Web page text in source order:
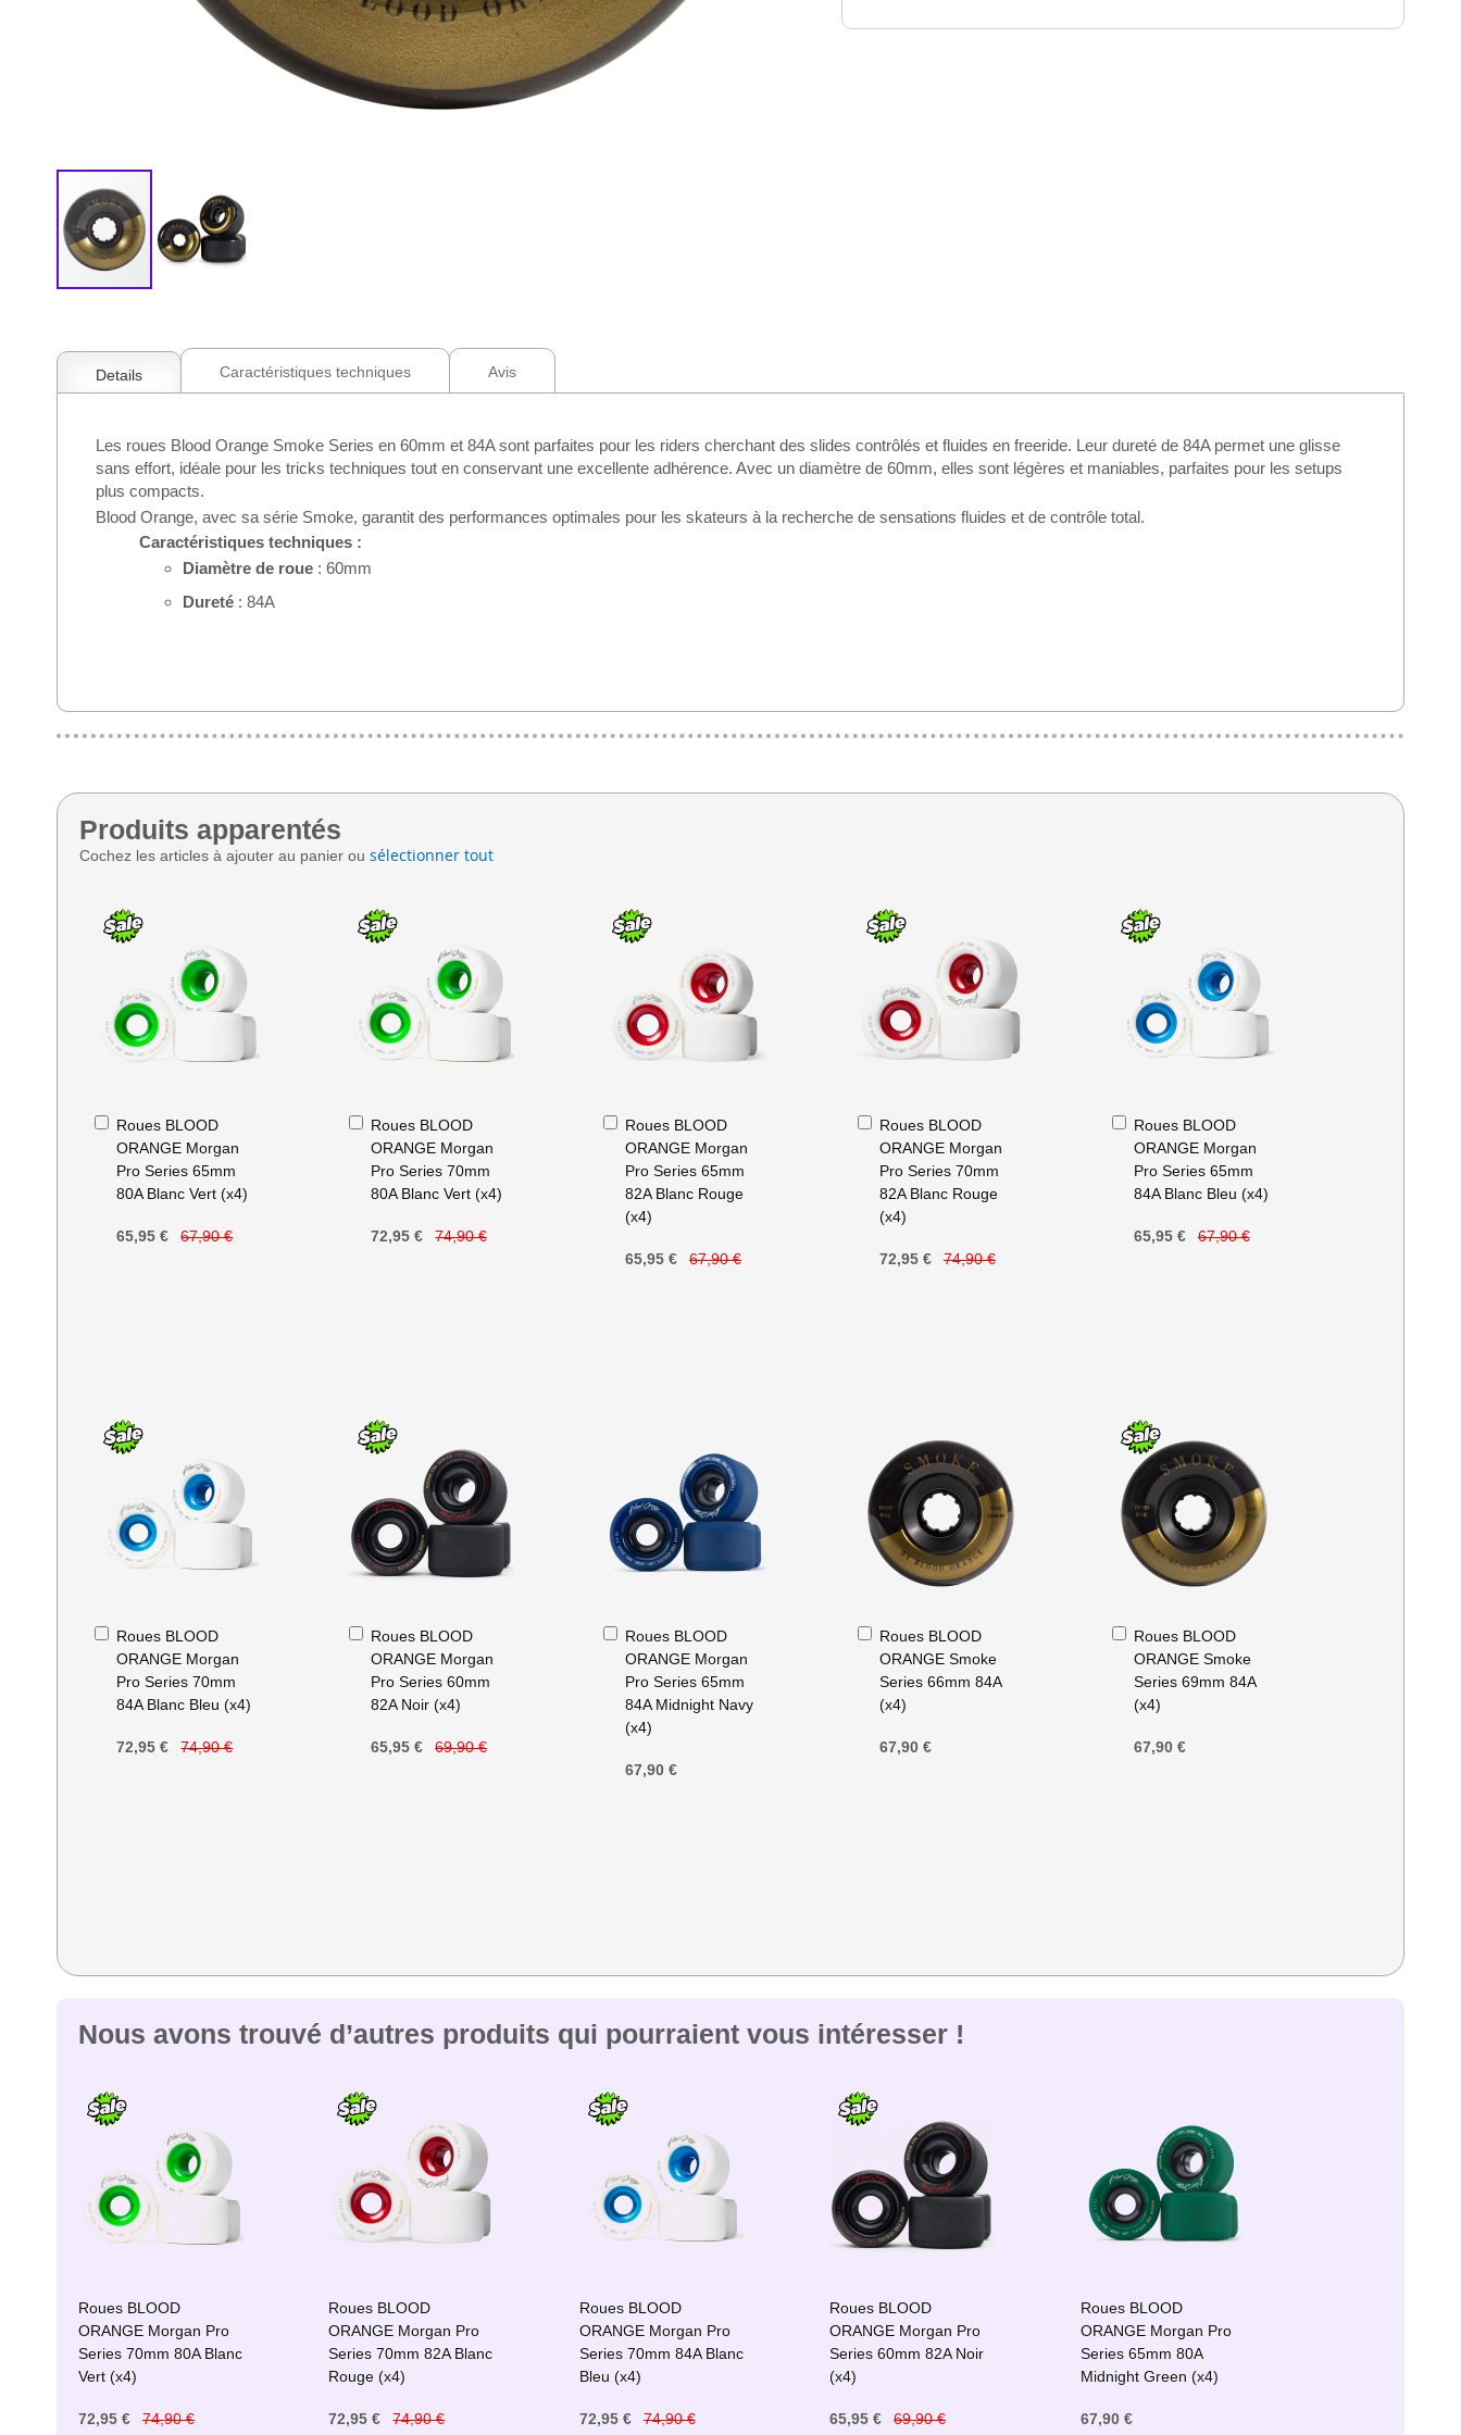
beginning
gallery
Details
Les roues Blood Orange Smoke Series en 60mm et 84A sont parfaites pour les riders cherchant des slides contrôlés et fluides en freeride. Leur dureté de 84A permet une glisse
sans effort, idéale pour les tricks techniques tout en conservant une excellente adhérence. Avec un diamètre de 60mm, elles sont légères et maniables, parfaites pour les setups
plus compacts.
Blood Orange, avec sa série Smoke, garantit des performances optimales pour les skateurs à la recherche de sensations fluides et de contrôle total.
Caractéristiques techniques :
Diamètre de roue : 60mm
Dureté : 84A
Caractéristiques techniques Avis
Produits apparentés
Cochez les articles à ajouter au panier ou sélectionner tout
Roues BLOOD
ORANGE Morgan
Pro Series 65mm
80A Blanc Vert (x4)
65,95 € 67,90 €
Ajouter
au
panier
Roues BLOOD
ORANGE Morgan
Pro Series 70mm
80A Blanc Vert (x4)
72,95 € 74,90 €
Ajouter
au
panier
Roues BLOOD
ORANGE Morgan
Pro Series 65mm
82A Blanc Rouge
(x4)
65,95 € 67,90 €
Ajouter
au
panier
Roues BLOOD
ORANGE Morgan
Pro Series 70mm
82A Blanc Rouge
(x4)
72,95 € 74,90 €
Ajouter
au
panier
Roues BLOOD
ORANGE Morgan
Pro Series 65mm
84A Blanc Bleu (x4)
65,95 € 67,90 €
Ajouter
au
panier
Roues BLOOD
ORANGE Morgan
Pro Series 70mm
84A Blanc Bleu (x4)
72,95 € 74,90 €
Ajouter
au
panier
Roues BLOOD
ORANGE Morgan
Pro Series 60mm
82A Noir (x4)
65,95 € 69,90 €
Ajouter
au
panier
Roues BLOOD
ORANGE Morgan
Pro Series 65mm
84A Midnight Navy
(x4)
67,90 €
Ajouter
au
panier
Roues BLOOD
ORANGE Smoke
Series 66mm 84A
(x4)
67,90 €
Ajouter
au
panier
Roues BLOOD
ORANGE Smoke
Series 69mm 84A
(x4)
67,90 €
Ajouter
au
panier
Nous avons trouvé d’autres produits qui pourraient vous intéresser !
Roues BLOOD
ORANGE Morgan Pro
Series 70mm 80A Blanc
Vert (x4)
72,95 € 74,90 €
Roues BLOOD
ORANGE Morgan Pro
Series 70mm 82A Blanc
Rouge (x4)
72,95 € 74,90 €
Roues BLOOD
ORANGE Morgan Pro
Series 70mm 84A Blanc
Bleu (x4)
72,95 € 74,90 €
Roues BLOOD
ORANGE Morgan Pro
Series 60mm 82A Noir
(x4)
65,95 € 69,90 €
Roues BLOOD
ORANGE Morgan Pro
Series 65mm 80A
Midnight Green (x4)
67,90 €